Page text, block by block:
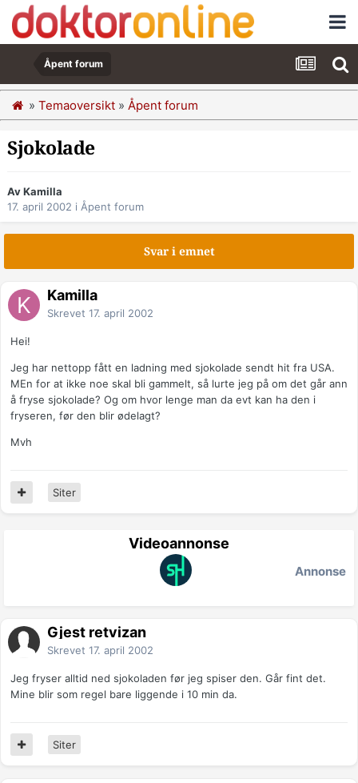
Åpent forum
» Temaoversikt » Åpent forum
Sjokolade
Av Kamilla
17. april 2002 i Åpent forum
Svar i emnet
Kamilla
Skrevet 17. april 2002
Hei!
Jeg har nettopp fått en ladning med sjokolade sendt hit fra USA.
MEn for at ikke noe skal bli gammelt, så lurte jeg på om det går ann
å fryse sjokolade? Og om hvor lenge man da evt kan ha den i
fryseren, før den blir ødelagt?
Mvh
Siter
Videoannonse
Annonse
Gjest retvizan
Skrevet 17. april 2002
Jeg fryser alltid ned sjokoladen før jeg spiser den. Går fint det.
Mine blir som regel bare liggende i 10 min da.
Siter